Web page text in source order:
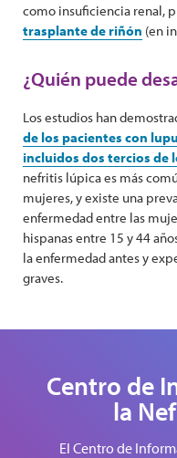
como insuficiencia renal,
trasplante de riñón (en
¿Quién puede
Los estudios han
de los pacientes con
incluidos dos tercios de
nefritis lúpica es más
mujeres, y existe una
enfermedad entre las
hispanas entre 15 y 44
la enfermedad antes y
graves.
Centro de
la
El Centro de